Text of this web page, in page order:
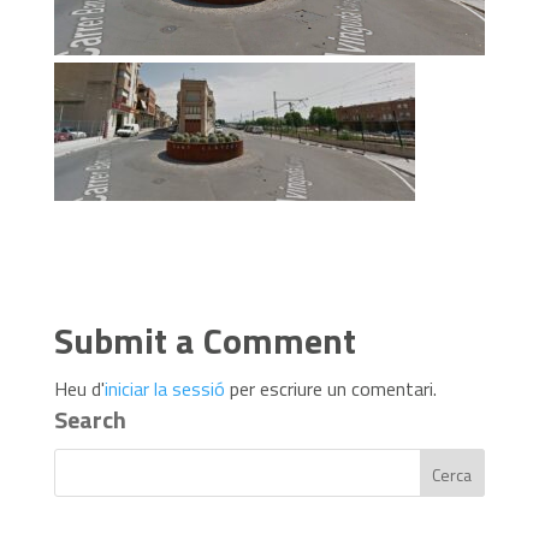
Submit a Comment
Heu d'iniciar la sessió per escriure un comentari.
Search